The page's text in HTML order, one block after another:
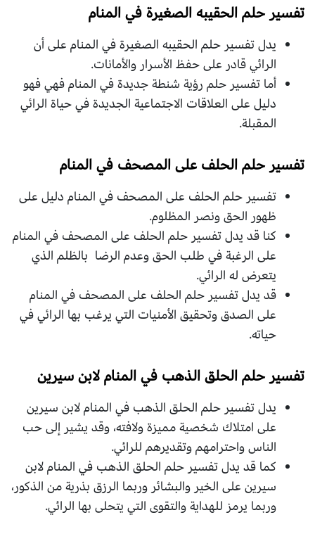
تفسير حلم الحقيبه الصغيرة في المنام
يدل تفسير حلم الحقيبه الصغيرة في المنام على أن
الرائي قادر على حفظ الأسرار والأمانات.
أما تفسير حلم رؤية شنطة جديدة في المنام فهي فهو
دليل على العلاقات الاجتماعية الجديدة في حياة الرائي
المقبلة.
تفسير حلم الحلف على المصحف في المنام
تفسير حلم الحلف على المصحف في المنام دليل على
ظهور الحق ونصر المظلوم.
كنا قد يدل تفسير حلم الحلف على المصحف في المنام
على الرغبة في طلب الحق وعدم الرضا بالظلم الذي
يتعرض له الرائي.
قد يدل تفسير حلم الحلف على المصحف في المنام
على الصدق وتحقيق الأمنيات التي يرغب بها الرائي في
حياته.
تفسير حلم الحلق الذهب في المنام لابن سيرين
يدل تفسير حلم الحلق الذهب في المنام لابن سيرين
على امتلاك شخصية مميزة ولافته، وقد يشير إلى حب
الناس واحترامهم وتقديرهم للرائي.
كما قد يدل تفسير حلم الحلق الذهب في المنام لابن
سيرين على الخير والبشائر وربما الرزق بذرية من الذكور،
وربما يرمز للهداية والتقوى التي يتحلى بها الرائي.